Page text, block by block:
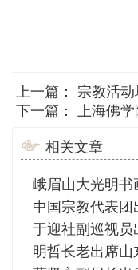
上一篇： 宗教活
下一篇：
上海佛
相关文章